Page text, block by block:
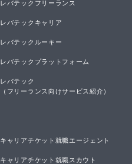
レバテックフリーランス
レバテックキャリア
レバテックルーキー
レバテックプラットフォーム
レバテック
（フリーランス向けサービス紹介）
キャリアチケット就職エージェント
キャリアチケット就職スカウト